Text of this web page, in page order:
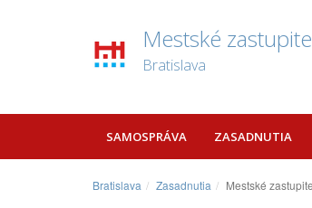
Mestské
Bratislava
SAMOSPRÁVA ZASADNUTIA
Bratislava Zasadnutia Mestské